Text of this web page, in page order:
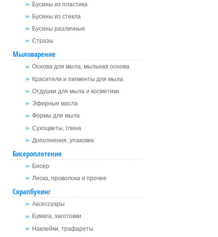
Бусины из пластика
Бусины из стекла
Бусины различные
Стразы
Мыловарение
Основа для мыла, мыльная основа
Красители и пигменты для мыла
Отдушки для мыла и косметики
Эфирные масла
Формы для мыла
Сухоцветы, глина
Дополнения, упаковка
Бисероплетение
Бисер
Леска, проволока и прочее
Скрапбукинг
Аксессуары
Бумага, заготовки
Наклейки, трафареты